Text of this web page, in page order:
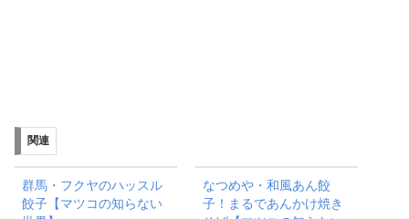
関連
群馬・フクヤのハッスル
餃子【マツコの知らない
なつめや・和風あん餃
子！まるであんかけ焼き